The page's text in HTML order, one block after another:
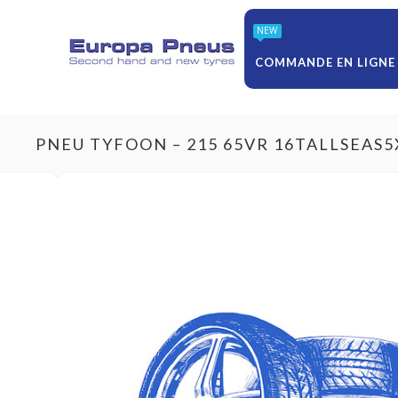
NEW
COMMANDE EN LIGNE
PNEU TYFOON – 215 65VR